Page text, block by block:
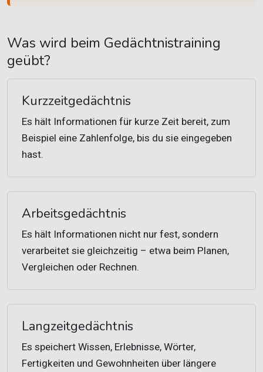
Was wird beim Gedächtnistraining
geübt?
Kurzzeitgedächtnis
Es hält Informationen für kurze Zeit bereit, zum
Beispiel eine Zahlenfolge, bis du sie eingegeben
hast.
Arbeitsgedächtnis
Es hält Informationen nicht nur fest, sondern
verarbeitet sie gleichzeitig – etwa beim Planen,
Vergleichen oder Rechnen.
Langzeitgedächtnis
Es speichert Wissen, Erlebnisse, Wörter,
Fertigkeiten und Gewohnheiten über längere